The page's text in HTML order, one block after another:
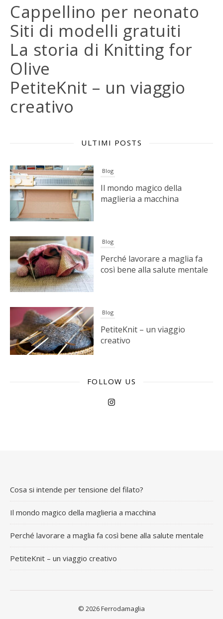
Cappellino per neonato
Siti di modelli gratuiti
La storia di Knitting for
Olive
PetiteKnit – un viaggio
creativo
ULTIMI POSTS
Blog
Il mondo magico della
maglieria a macchina
Blog
Perché lavorare a maglia fa
così bene alla salute mentale
Blog
PetiteKnit – un viaggio
creativo
Blog
La storia di Knitting for Olive
FOLLOW US
Cosa si intende per tensione del filato?
Il mondo magico della maglieria a macchina
Perché lavorare a maglia fa così bene alla salute mentale
PetiteKnit – un viaggio creativo
© 2026 Ferrodamaglia